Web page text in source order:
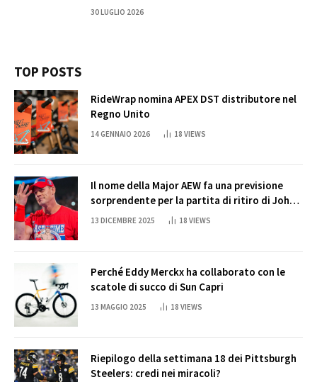
30 LUGLIO 2026
TOP POSTS
RideWrap nomina APEX DST distributore nel
Regno Unito
14 GENNAIO 2026 18 VIEWS
Il nome della Major AEW fa una previsione
sorprendente per la partita di ritiro di John
Cena
13 DICEMBRE 2025 18 VIEWS
Perché Eddy Merckx ha collaborato con le
scatole di succo di Sun Capri
13 MAGGIO 2025 18 VIEWS
Riepilogo della settimana 18 dei Pittsburgh
Steelers: credi nei miracoli?